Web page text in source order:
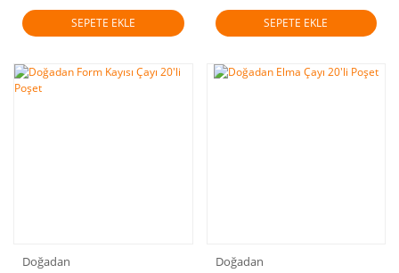
SEPETE EKLE SEPETE EKLE
Doğadan
Doğadan